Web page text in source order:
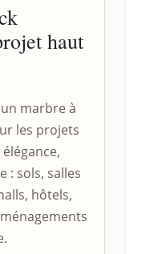
haut
marbre à
les projets
: sols, salles
hôtels,